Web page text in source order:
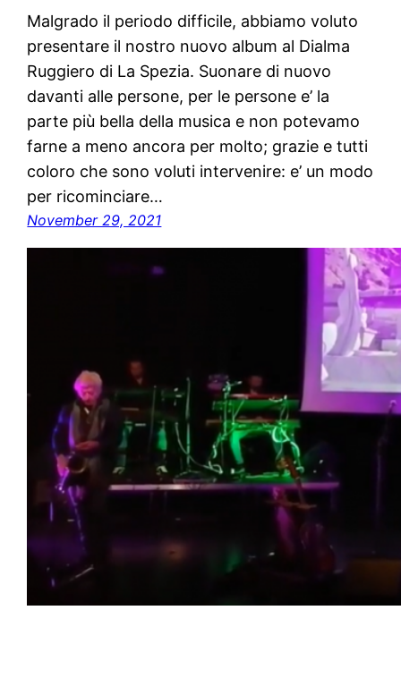
Malgrado il periodo difficile, abbiamo voluto
presentare il nostro nuovo album al Dialma
Ruggiero di La Spezia. Suonare di nuovo
davanti alle persone, per le persone e’ la
parte più bella della musica e non potevamo
farne a meno ancora per molto; grazie e tutti
coloro che sono voluti intervenire: e’ un modo
per ricominciare…
November 29, 2021